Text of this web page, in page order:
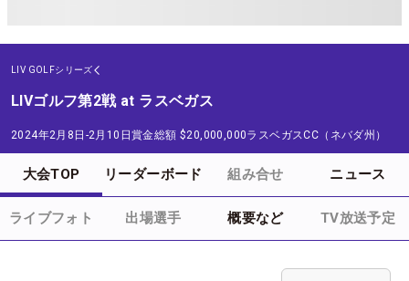
LIV GOLFシリーズ
LIVゴルフ第2戦 at ラスベガス
2024年2月8日-2月10日賞金総額 $20,000,000ラスベガスCC（ネバダ州）
大会TOP リーダーボード 組み合せ ニュース
ライブフォト 出場選手 概要など TV放送予定